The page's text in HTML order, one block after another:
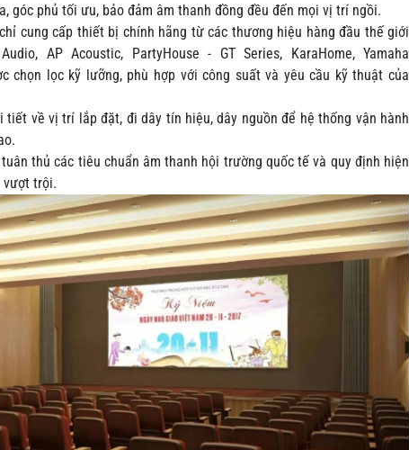
góc phủ tối ưu, bảo đảm âm thanh đồng đều đến mọi vị trí ngồi.
cung cấp thiết bị chính hãng từ các thương hiệu hàng đầu thế giới
AP Acoustic, PartyHouse - GT Series, KaraHome, Yamaha
chọn lọc kỹ lưỡng, phù hợp với công suất và yêu cầu kỹ thuật của
tiết về vị trí lắp đặt, đi dây tín hiệu, dây nguồn để hệ thống vận hành
thủ các tiêu chuẩn âm thanh hội trường quốc tế và quy định hiện
vượt trội.